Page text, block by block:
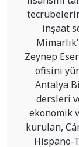
inşaat
Zeynep
ofisini
Antalya
dersleri
ekonomik
kurulan,
Hispano-